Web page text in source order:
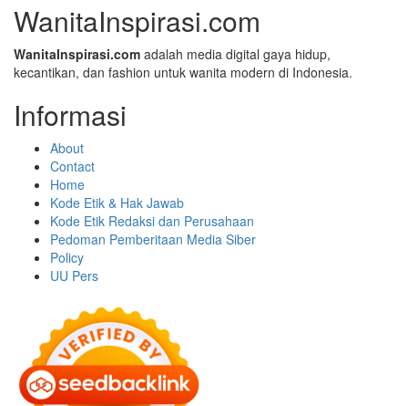
WanitaInspirasi.com
WanitaInspirasi.com adalah media digital gaya hidup,
kecantikan, dan fashion untuk wanita modern di Indonesia.
Informasi
About
Contact
Home
Kode Etik & Hak Jawab
Kode Etik Redaksi dan Perusahaan
Pedoman Pemberitaan Media Siber
Policy
UU Pers